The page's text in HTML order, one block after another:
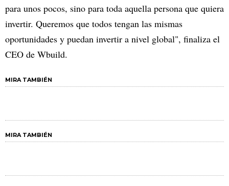
para unos pocos, sino para toda aquella persona que quiera
invertir. Queremos que todos tengan las mismas
oportunidades y puedan invertir a nivel global", finaliza el
CEO de Wbuild.
MIRA TAMBIÉN
MIRA TAMBIÉN